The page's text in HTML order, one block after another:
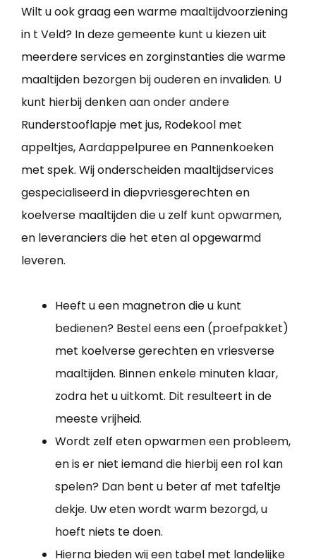
Wilt u ook graag een warme maaltijdvoorziening
in t Veld? In deze gemeente kunt u kiezen uit
meerdere services en zorginstanties die warme
maaltijden bezorgen bij ouderen en invaliden. U
kunt hierbij denken aan onder andere
Runderstooflapje met jus, Rodekool met
appeltjes, Aardappelpuree en Pannenkoeken
met spek. Wij onderscheiden maaltijdservices
gespecialiseerd in diepvriesgerechten en
koelverse maaltijden die u zelf kunt opwarmen,
en leveranciers die het eten al opgewarmd
leveren.
Heeft u een magnetron die u kunt
bedienen? Bestel eens een (proefpakket)
met koelverse gerechten en vriesverse
maaltijden. Binnen enkele minuten klaar,
zodra het u uitkomt. Dit resulteert in de
meeste vrijheid.
Wordt zelf eten opwarmen een probleem,
en is er niet iemand die hierbij een rol kan
spelen? Dan bent u beter af met tafeltje
dekje. Uw eten wordt warm bezorgd, u
hoeft niets te doen.
Hierna bieden wij een tabel met landelijke